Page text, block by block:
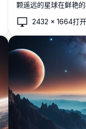
颗遥远的星球在鲜艳
住。非常适合太空爱
设备带来宇宙之美，
2432 × 1664打开